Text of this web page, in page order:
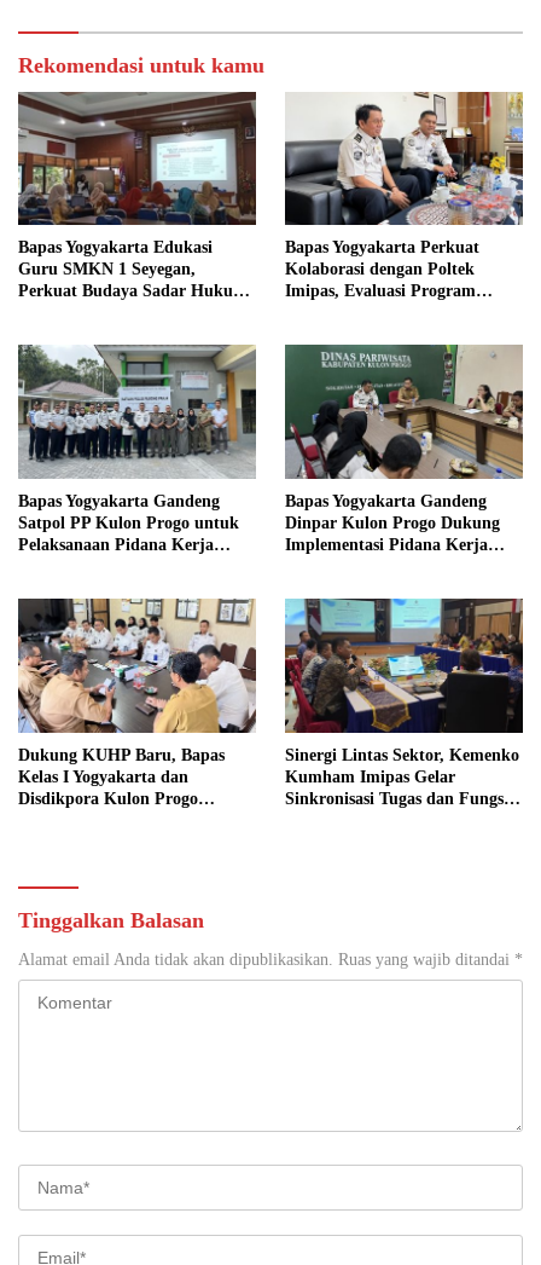
Rekomendasi untuk kamu
Bapas Yogyakarta Edukasi
Guru SMKN 1 Seyegan,
Perkuat Budaya Sadar Hukum
Bapas Yogyakarta Perkuat
Kolaborasi dengan Poltek
Imipas, Evaluasi Program
Bapas Yogyakarta Gandeng
Satpol PP Kulon Progo untuk
Pelaksanaan Pidana Kerja
Bapas Yogyakarta Gandeng
Dinpar Kulon Progo Dukung
Implementasi Pidana Kerja
Dukung KUHP Baru, Bapas
Kelas I Yogyakarta dan
Disdikpora Kulon Progo
Sinergi Lintas Sektor, Kemenko
Kumham Imipas Gelar
Sinkronisasi Tugas dan Fungsi
Tinggalkan Balasan
Alamat email Anda tidak akan dipublikasikan. Ruas yang wajib ditandai *